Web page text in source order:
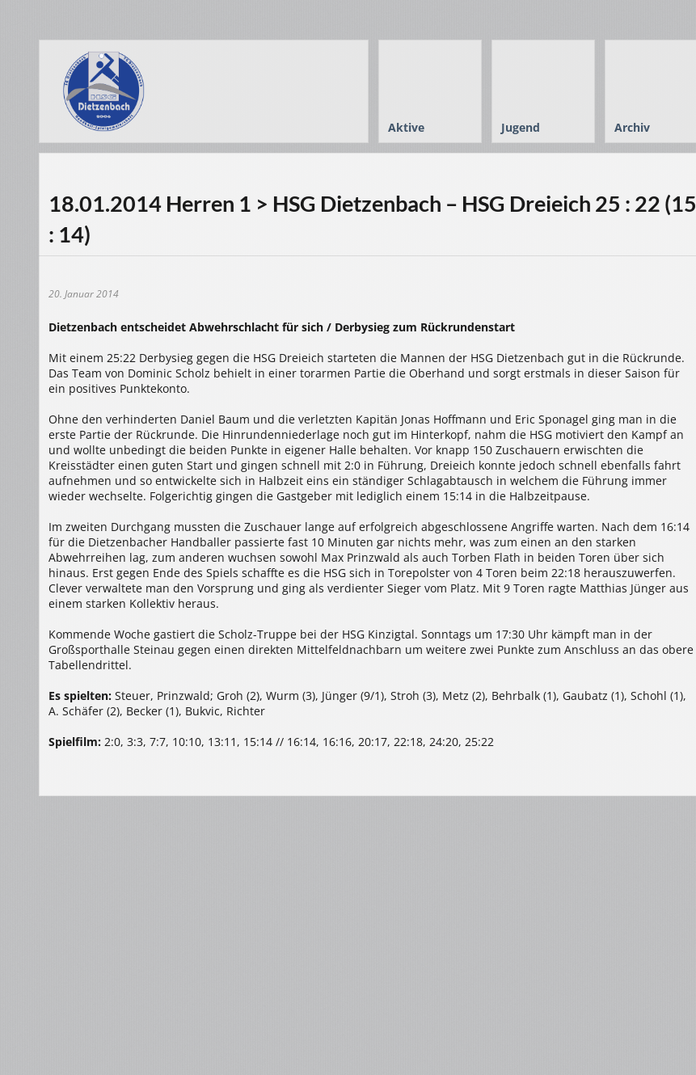
Aktive Jugend Archiv
18.01.2014 Herren 1 > HSG Dietzenbach – HSG Dreieich 25 : 22 (15
: 14)
20. Januar 2014
Dietzenbach entscheidet Abwehrschlacht für sich / Derbysieg zum Rückrundenstart
Mit einem 25:22 Derbysieg gegen die HSG Dreieich starteten die Mannen der HSG Dietzenbach gut in die Rückrunde.
Das Team von Dominic Scholz behielt in einer torarmen Partie die Oberhand und sorgt erstmals in dieser Saison für
ein positives Punktekonto.
Ohne den verhinderten Daniel Baum und die verletzten Kapitän Jonas Hoffmann und Eric Sponagel ging man in die
erste Partie der Rückrunde. Die Hinrundenniederlage noch gut im Hinterkopf, nahm die HSG motiviert den Kampf an
und wollte unbedingt die beiden Punkte in eigener Halle behalten. Vor knapp 150 Zuschauern erwischten die
Kreisstädter einen guten Start und gingen schnell mit 2:0 in Führung, Dreieich konnte jedoch schnell ebenfalls fahrt
aufnehmen und so entwickelte sich in Halbzeit eins ein ständiger Schlagabtausch in welchem die Führung immer
wieder wechselte. Folgerichtig gingen die Gastgeber mit lediglich einem 15:14 in die Halbzeitpause.
Im zweiten Durchgang mussten die Zuschauer lange auf erfolgreich abgeschlossene Angriffe warten. Nach dem 16:14
für die Dietzenbacher Handballer passierte fast 10 Minuten gar nichts mehr, was zum einen an den starken
Abwehrreihen lag, zum anderen wuchsen sowohl Max Prinzwald als auch Torben Flath in beiden Toren über sich
hinaus. Erst gegen Ende des Spiels schaffte es die HSG sich in Torepolster von 4 Toren beim 22:18 herauszuwerfen.
Clever verwaltete man den Vorsprung und ging als verdienter Sieger vom Platz. Mit 9 Toren ragte Matthias Jünger aus
einem starken Kollektiv heraus.
Kommende Woche gastiert die Scholz-Truppe bei der HSG Kinzigtal. Sonntags um 17:30 Uhr kämpft man in der
Großsporthalle Steinau gegen einen direkten Mittelfeldnachbarn um weitere zwei Punkte zum Anschluss an das obere
Tabellendrittel.
Es spielten: Steuer, Prinzwald; Groh (2), Wurm (3), Jünger (9/1), Stroh (3), Metz (2), Behrbalk (1), Gaubatz (1), Schohl (1),
A. Schäfer (2), Becker (1), Bukvic, Richter
Spielfilm: 2:0, 3:3, 7:7, 10:10, 13:11, 15:14 // 16:14, 16:16, 20:17, 22:18, 24:20, 25:22